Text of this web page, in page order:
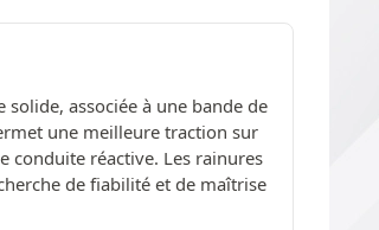
associée à une bande de
une meilleure traction sur
conduite réactive. Les rainures
de fiabilité et de maîtrise